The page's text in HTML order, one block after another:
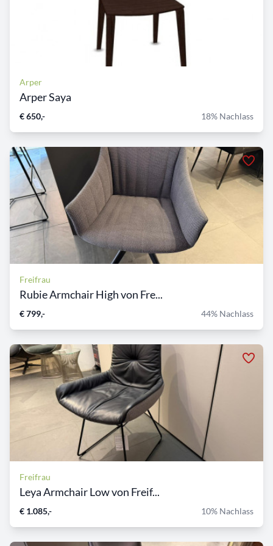
Arper
Arper Saya
€ 650,- 18% Nachlass
Freifrau
Rubie Armchair High von Fre...
€ 799,- 44% Nachlass
Freifrau
Leya Armchair Low von Freif...
€ 1.085,- 10% Nachlass